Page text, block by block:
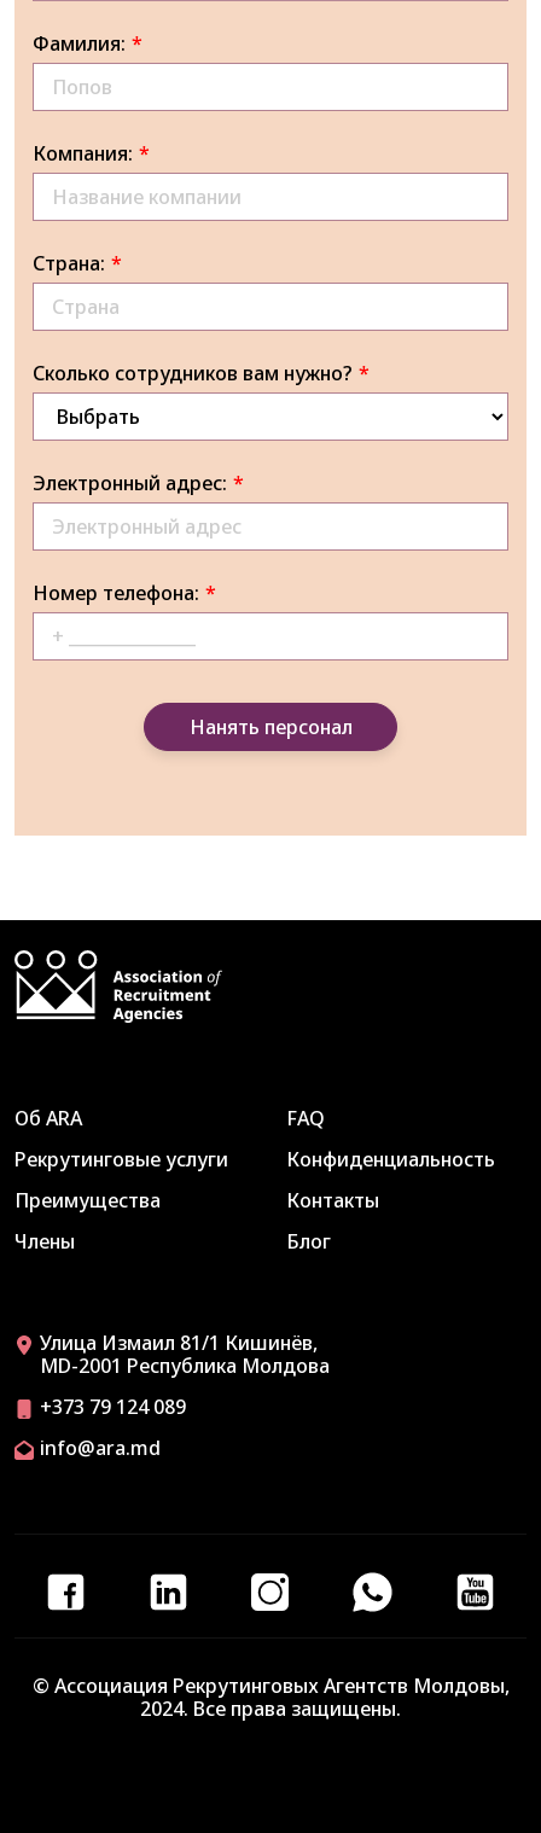
Фамилия: *
Компания: *
Страна: *
Сколько сотрудников вам нужно? *
Электронный адрес: *
Номер телефона: *
Об ARA
Рекрутинговые услуги
Преимущества
Члены
FAQ
Конфиденциальность
Контакты
Блог
Улица Измаил 81/1 Кишинёв,
MD-2001 Республика Молдова
+373 79 124 089
info@ara.md
© Ассоциация Рекрутинговых Агентств Молдовы,
2024. Все права защищены.